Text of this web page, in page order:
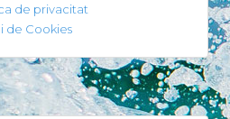
de privacitat
de Cookies